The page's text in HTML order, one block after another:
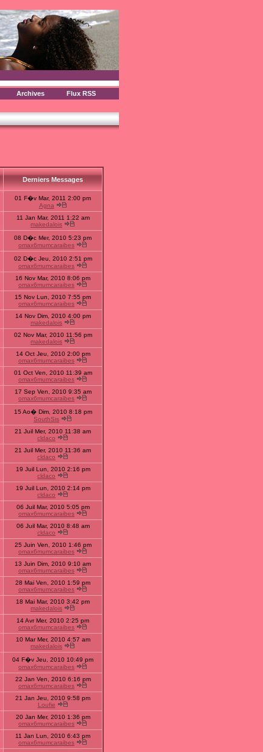
Archives Flux RSS
Derniers Messages
01 F�v Mar, 2011 2:00 pm
Agna
11 Jan Mar, 2011 1:22 am
makedalois
08 D�c Mer, 2010 5:23 pm
omax6mumcaraibes
02 D�c Jeu, 2010 2:51 pm
omax6mumcaraibes
16 Nov Mar, 2010 8:06 pm
omax6mumcaraibes
15 Nov Lun, 2010 7:55 pm
omax6mumcaraibes
14 Nov Dim, 2010 4:00 pm
makedalois
02 Nov Mar, 2010 11:56 pm
makedalois
14 Oct Jeu, 2010 2:00 pm
omax6mumcaraibes
01 Oct Ven, 2010 11:39 am
omax6mumcaraibes
17 Sep Ven, 2010 9:35 am
omax6mumcaraibes
15 Ao� Dim, 2010 8:18 pm
SouthSis
21 Juil Mer, 2010 11:38 am
cldaco
21 Juil Mer, 2010 11:36 am
cldaco
19 Juil Lun, 2010 2:16 pm
cldaco
19 Juil Lun, 2010 2:14 pm
cldaco
06 Juil Mar, 2010 5:05 pm
omax6mumcaraibes
06 Juil Mar, 2010 8:48 am
cldaco
25 Juin Ven, 2010 1:46 pm
omax6mumcaraibes
13 Juin Dim, 2010 9:10 am
omax6mumcaraibes
28 Mai Ven, 2010 1:59 pm
omax6mumcaraibes
18 Mai Mar, 2010 3:42 pm
makedalois
14 Avr Mer, 2010 2:25 pm
omax6mumcaraibes
10 Mar Mer, 2010 4:57 am
makedalois
04 F�v Jeu, 2010 10:49 pm
omax6mumcaraibes
22 Jan Ven, 2010 6:16 pm
omax6mumcaraibes
21 Jan Jeu, 2010 9:58 pm
Loufie
20 Jan Mer, 2010 1:36 pm
omax6mumcaraibes
11 Jan Lun, 2010 6:43 pm
omax6mumcaraibes